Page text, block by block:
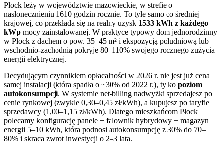
Płock leży w województwie mazowieckie, w strefie o
nasłonecznieniu 1610 godzin rocznie. To tyle samo co średniej
krajowej, co przekłada się na realny uzysk 1533 kWh z każdego
kWp mocy zainstalowanej. W praktyce typowy dom jednorodzinny
w Płock z dachem o pow. 35–45 m² i ekspozycją południową lub
wschodnio-zachodnią pokryje 80–110% swojego rocznego zużycia
energii elektrycznej.
Decydującym czynnikiem opłacalności w 2026 r. nie jest już cena
samej instalacji (która spadła o ~30% od 2022 r.), tylko poziom
autokonsumpcji. W systemie net-billing nadwyżki sprzedajesz po
cenie rynkowej (zwykle 0,30–0,45 zł/kWh), a kupujesz po taryfie
sprzedawcy (1,00–1,15 zł/kWh). Dlatego mieszkańcom Płock
polecamy konfigurację panele + falownik hybrydowy + magazyn
energii 5–10 kWh, która podnosi autokonsumpcję z 30% do 70–
80% i skraca zwrot inwestycji o 2–3 lata.